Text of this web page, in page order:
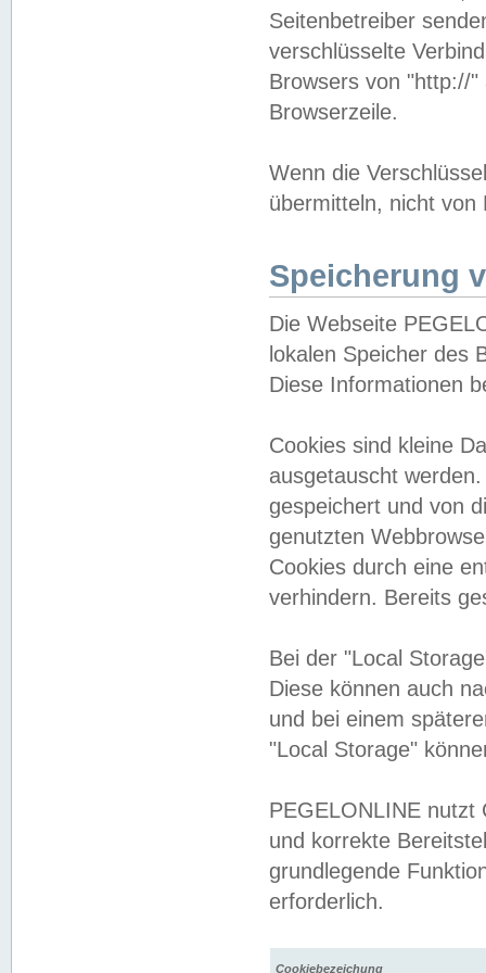
Seitenbetreiber
verschlüsselte
Browsers von "http://
Browserzeile.
Wenn die
übermitteln, nicht von
Speicherung
Die Webseite
lokalen Speicher des
Diese Informationen
Cookies sind kleine
ausgetauscht
gespeichert und von
genutzten
Cookies durch eine
verhindern. Bereits
Bei der "Local
Diese können auch
und bei einem
"Local Storage"
PEGELONLINE nutzt
und korrekte
grundlegende
erforderlich.
Cookiebezeichung